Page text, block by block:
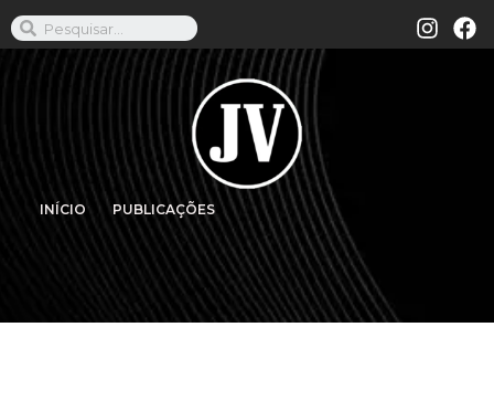
INÍCIO PUBLICAÇÕES